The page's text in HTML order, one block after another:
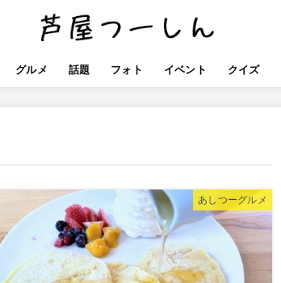
グルメ 話題 フォト イベント クイズ
あしつーグルメ